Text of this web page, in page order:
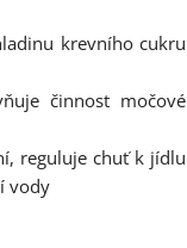
krevního cukru
činnost močové
reguluje chuť k jídlu
vody